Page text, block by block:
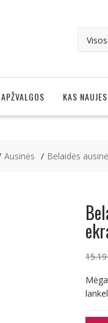
APŽVALGOS KAS
Ausinės Belaidės